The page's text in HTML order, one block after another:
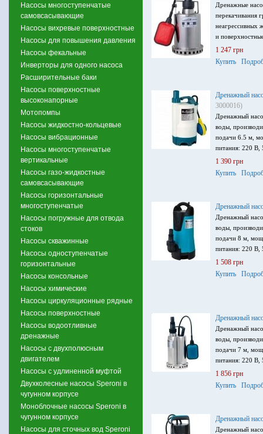
Насосы многоступенчатые
самовсасывающие
Насосы вихревые поверхностные
Насосы для повышения давления
Насосы фекальные
Инверторы для одного насоса
Расширительные баки
Насосы поверхностные
высоконапорные
Мотопомпы
Насосы жидкостно-кольцевые
Насосы вибрационные
Насосы многоступенчатые
вертикальные
Насосы газо-жидкостные
самовсасывающие
Насосы горизонтальные
многоступенчатые
Насосы погружные для отвода
стоков
Насосы скважинные
Насосы одноступенчатые
горизонтальные
Насосы консольные
Насосы химические
Насосы циркуляционные рядные
Насосы поверхностные
Насосы водоотливные
дренажные
Насосы с двухполюсным
двигателем
Насосы с удлиненной муфтой
Двухколесные насосы Speroni в
чугунном корпусе
Моноблочные насосы Speroni в
чугунном корпусе
Насосы для сточных вод Speroni
Дренажные
перекачивания
неагрессивных
и
1 247 грн
Купить
Дренажный
3000016)
Дренажный
воды,
подачи 6.5 м,
питания: 220 В,
1 390 грн
Купить
Дренажный
Дренажный
воды,
подачи 8 м,
питания: 220 В,
1 508 грн
Купить
Дренажный
Дренажный
воды,
подачи 7 м,
питания: 220 В,
1 856 грн
Купить
Дренажный
Дренажный